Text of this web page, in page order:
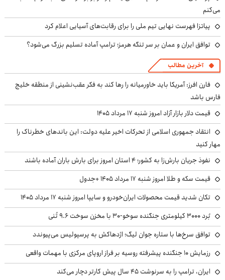
می‌کنم
پیاتزا فهرست نهایی تیم ملی را برای رقابت‌های آسیایی اعلام کرد
توافق ایران و عمان بر سر تنگه هرمز؛ ترامپ آماده تسلیم بزرگ می‌شود؟
آخرین مطالب
فارن افرز: آمریکا باید خاورمیانه را رها کند به فکر عقب‌نشینی از منطقه خلیج
فارس باشد
قیمت دلار بازار آزاد امروز شنبه ۱۷ مرداد ۱۴۰۵
انتقاد جمهوری اسلامی از تحرکات اخیر علیه دولت: این باندهای خطرناک را
مهار کنید
نفوذ جریان بارش‌زا به کشور؛ ۴ استان امروز برای بارش باران آماده باشند
قیمت سکه و طلا امروز شنبه ۱۷ مرداد ۱۴۰۵ +جدول
تکان شدید قیمت محصولات ایران‌خودرو و سایپا امروز شنبه ۱۷ مرداد ۱۴۰۵
بُرد ۳۰۰۰ کیلومتری جنگنده سوخو-۳۰ با مخزن سوخت ۹.۶ تُنی
توافق سرخ‌ها با ستاره جوان لیگ؛ اژدهاکش به پرسپولیس می‌پیوندد
رزمایش ۱۰ جنگنده پیشرفته روسیه بر فراز اروپای مرکزی با مهمات واقعی
ایران، ترامپ را به سرنوشت ۴۵ سال پیش کارتر دچار می‌کند